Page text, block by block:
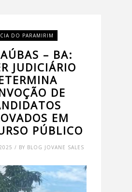
DO PARAMIRIM
– BA:
JUDICIÁRIO
DE
EM
PÚBLICO
/ BY BLOG JOVANE SALES